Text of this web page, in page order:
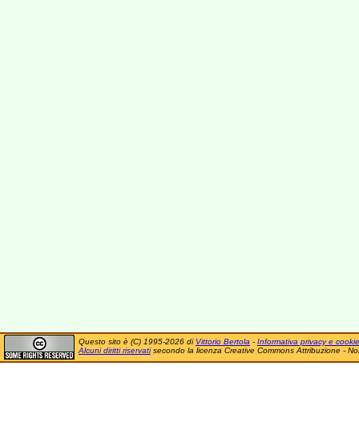
Questo sito è (C) 1995-2026 di Vittorio Bertola - Informativa privacy e cookie
Alcuni diritti riservatisecondo la licenza Creative Commons Attribuzione -